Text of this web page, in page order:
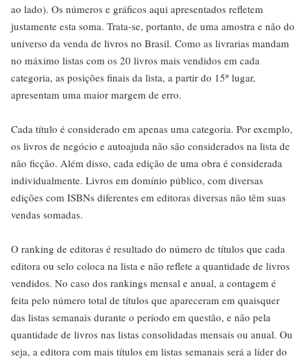
ao lado). Os números e gráficos aqui apresentados refletem
justamente esta soma. Trata-se, portanto, de uma amostra e não do
universo da venda de livros no Brasil. Como as livrarias mandam
no máximo listas com os 20 livros mais vendidos em cada
categoria, as posições finais da lista, a partir do 15º lugar,
apresentam uma maior margem de erro.
Cada título é considerado em apenas uma categoria. Por exemplo,
os livros de negócio e autoajuda não são considerados na lista de
não ficção. Além disso, cada edição de uma obra é considerada
individualmente. Livros em domínio público, com diversas
edições com ISBNs diferentes em editoras diversas não têm suas
vendas somadas.
O ranking de editoras é resultado do número de títulos que cada
editora ou selo coloca na lista e não reflete a quantidade de livros
vendidos. No caso dos rankings mensal e anual, a contagem é
feita pelo número total de títulos que apareceram em quaisquer
das listas semanais durante o período em questão, e não pela
quantidade de livros nas listas consolidadas mensais ou anual. Ou
seja, a editora com mais títulos em listas semanais será a líder do